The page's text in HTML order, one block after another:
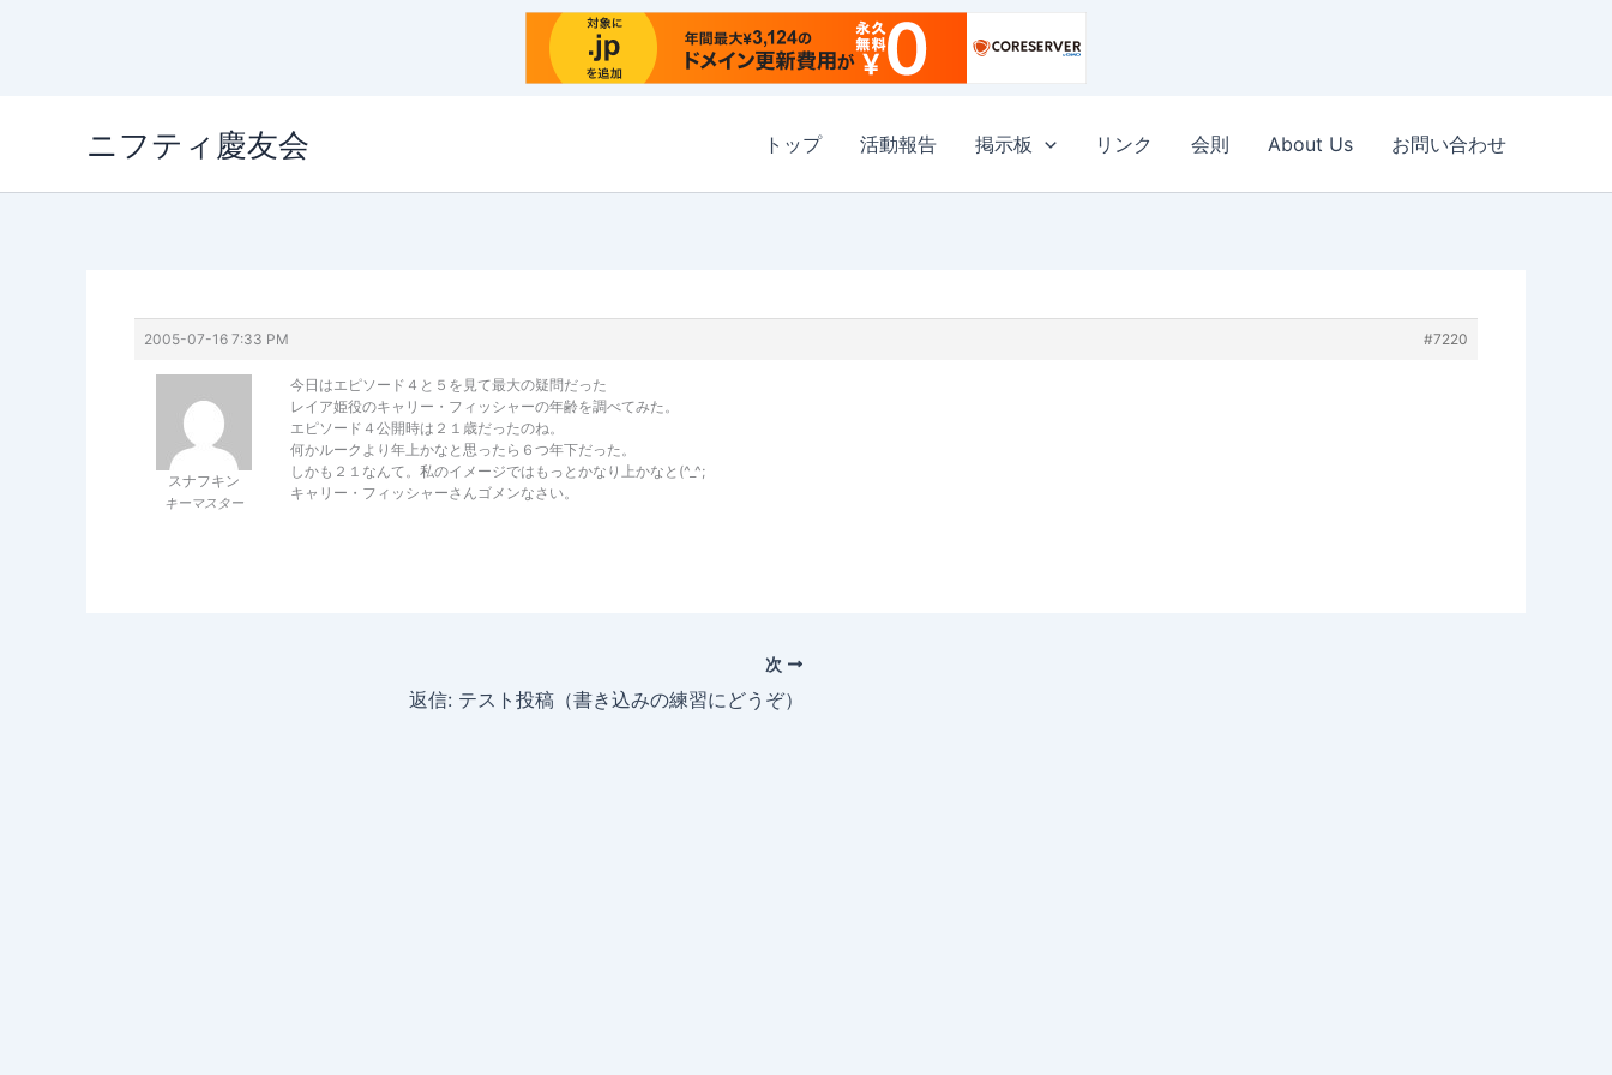
ニフティ慶友会 トップ 活動報告 掲示板 リンク 会則 About Us お問い合わせ
2005-07-16 7:33 PM #7220
スナフキン
キーマスター
今日はエピソード４と５を見て最大の疑問だった
レイア姫役のキャリー・フィッシャーの年齢を調べてみた。
エピソード４公開時は２１歳だったのね。
何かルークより年上かなと思ったら６つ年下だった。
しかも２１なんて。私のイメージではもっとかなり上かなと(^_^;
キャリー・フィッシャーさんゴメンなさい。
次
返信: テスト投稿（書き込みの練習にどうぞ）